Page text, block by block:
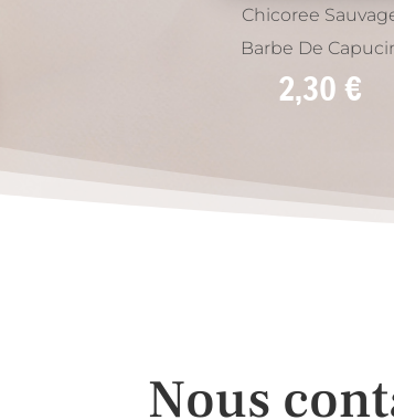
Chicoree
Barbe De
2,30 €
Nous